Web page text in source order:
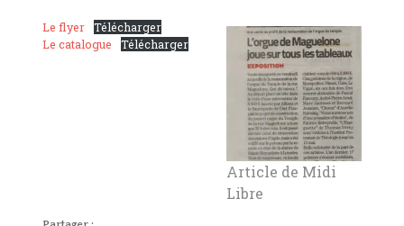
Article de Midi
Libre
Le flyer
Télécharger
Le catalogue
Télécharger